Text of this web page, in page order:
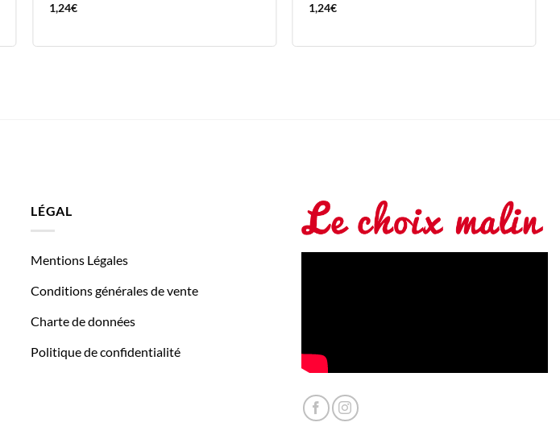
1,24€ 1,24€
LÉGAL
Mentions Légales
Conditions générales de vente
Charte de données
Politique de confidentialité